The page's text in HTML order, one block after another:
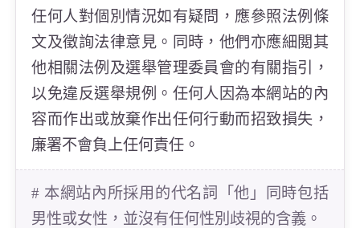
任何人對個別情況如有疑問，應參照法例條
文及徵詢法律意見。同時，他們亦應細閲其
他相關法例及選舉管理委員會的有關指引，
以免違反選舉規例。任何人因為本網站的內
容而作出或放棄作出任何行動而招致損失，
廉署不會負上任何責任。
# 本網站內所採用的代名詞「他」同時包括
男性或女性，並沒有任何性別歧視的含義。